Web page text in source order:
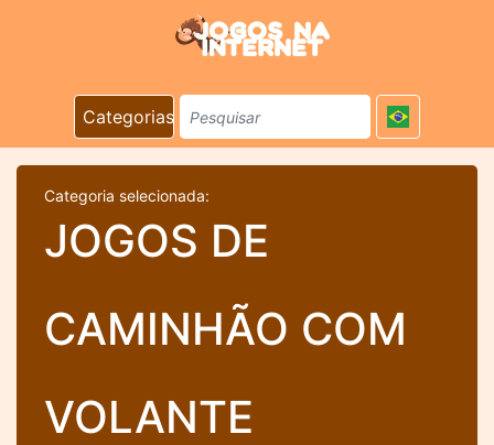
Categorias
Categoria selecionada:
JOGOS DE
CAMINHÃO COM
VOLANTE